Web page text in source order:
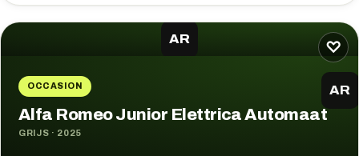
♡
AR
OCCASION AR
Alfa Romeo Junior Elettrica Automaat
GRIJS · 2025